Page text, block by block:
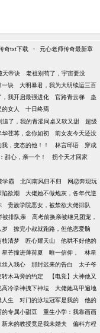
主互宠！ 我们的目标
奇txt下载 - 元心老师传奇最新章
天帝诀
老祖别苟了，宇宙要没
一诀
大明暴君，我为大明续运三百
，我开启最强进化 官路青云梯
蛊
女人 十日终焉
追了，我的青涩同桌又软又甜
超级
华荏苒，念你如初
前女友今天还没
，变态的他！！ 林言邱语
穿成
甜心，亲一个！
拐个天才回家
学霸 北问南风归不归
网恋奔现玩
陷欲潮
大佬她不做炮灰，各年代逆
贵族学院恶女，被禁欲大佬排队
被排队亲
高考前换亲被继兄团宠，
岁
撩完小叔就跑路，但他恋爱脑
枝清梦 匠心耀天山
他哄不好他的
星芒撞进薄荷夏 唯一信仰，
林星
丝入我心 那封迟来的告白
太子爷
转木马旁的约定
【电竞】大神他又
冷学神拽下神坛
大佬她马甲遍地
生 对门的泳坛冠军是我的
他的
的专属小甜豆
重生小学：我靠画画
新来的教授竟是我未婚夫
偏科方程